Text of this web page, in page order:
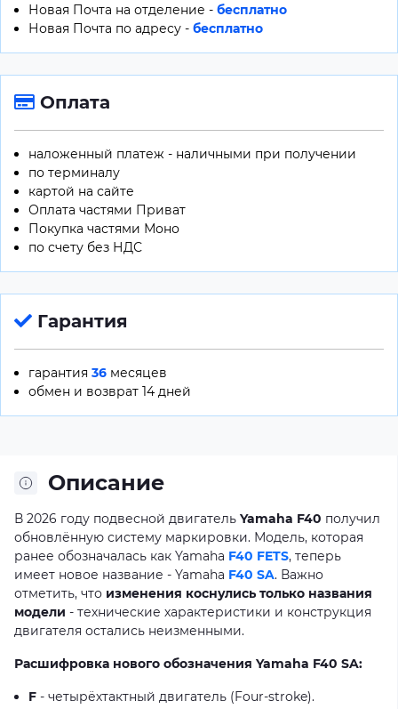
Новая Почта на отделение - бесплатно
Новая Почта по адресу - бесплатно
Оплата
наложенный платеж - наличными при получении
по терминалу
картой на сайте
Оплата частями Приват
Покупка частями Моно
по счету без НДС
Гарантия
гарантия 36 месяцев
обмен и возврат 14 дней
Описание
В 2026 году подвесной двигатель Yamaha F40 получил
обновлённую систему маркировки. Модель, которая
ранее обозначалась как Yamaha F40 FETS, теперь
имеет новое название - Yamaha F40 SA. Важно
отметить, что изменения коснулись только названия
модели - технические характеристики и конструкция
двигателя остались неизменными.
Расшифровка нового обозначения Yamaha F40 SA:
F - четырёхтактный двигатель (Four-stroke).